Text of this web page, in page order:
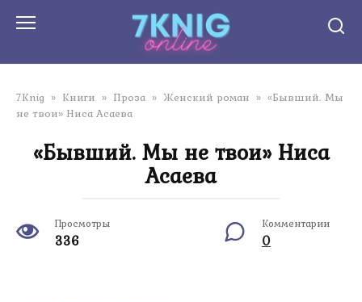
7Knig » Книги » Проза » Женский роман » «Бывший. Мы
не твои» Ниса Асаева
«Бывший. Мы не твои» Ниса
Асаева
Просмотры
336
Комментарии
0